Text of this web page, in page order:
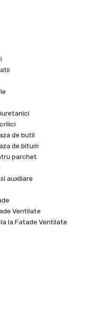
de butil
de bitum
parchet
auxiliare
Ventilate
la Fatade Ventilate